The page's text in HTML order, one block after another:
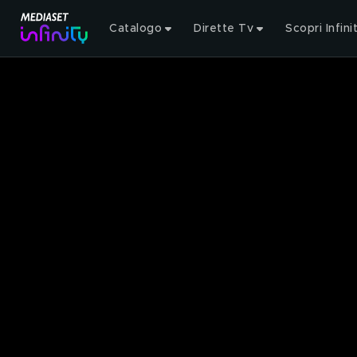
Catalogo Dirette Tv Scopri